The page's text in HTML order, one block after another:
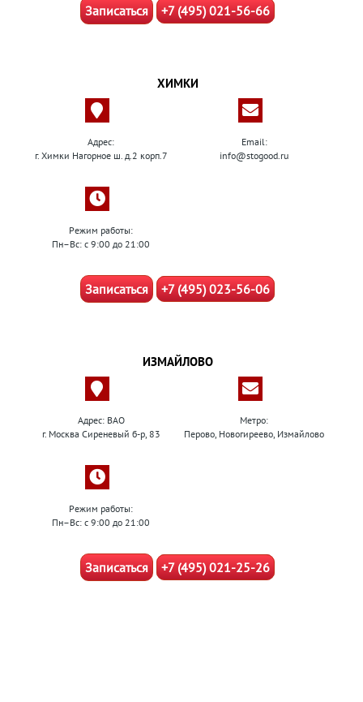
Записаться +7 (495) 021-56-66
ХИМКИ
Адрес:
г. Химки Нагорное ш. д.2 корп.7
Email:
info@stogood.ru
Режим работы:
Пн–Вс: с 9:00 до 21:00
Записаться +7 (495) 023-56-06
ИЗМАЙЛОВО
Адрес: ВАО
г. Москва Сиреневый б-р, 83
Метро:
Перово, Новогиреево, Измайлово
Режим работы:
Пн–Вс: с 9:00 до 21:00
Записаться +7 (495) 021-25-26